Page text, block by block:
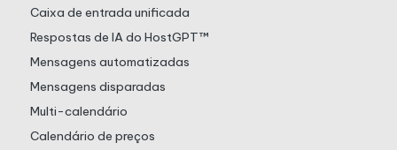
Caixa de entrada unificada
Respostas de IA do HostGPT™
Mensagens automatizadas
Mensagens disparadas
Multi-calendário
Calendário de preços